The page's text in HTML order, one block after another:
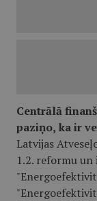
Centrālā
paziņo, kair
Latvijas
1.2. reformu